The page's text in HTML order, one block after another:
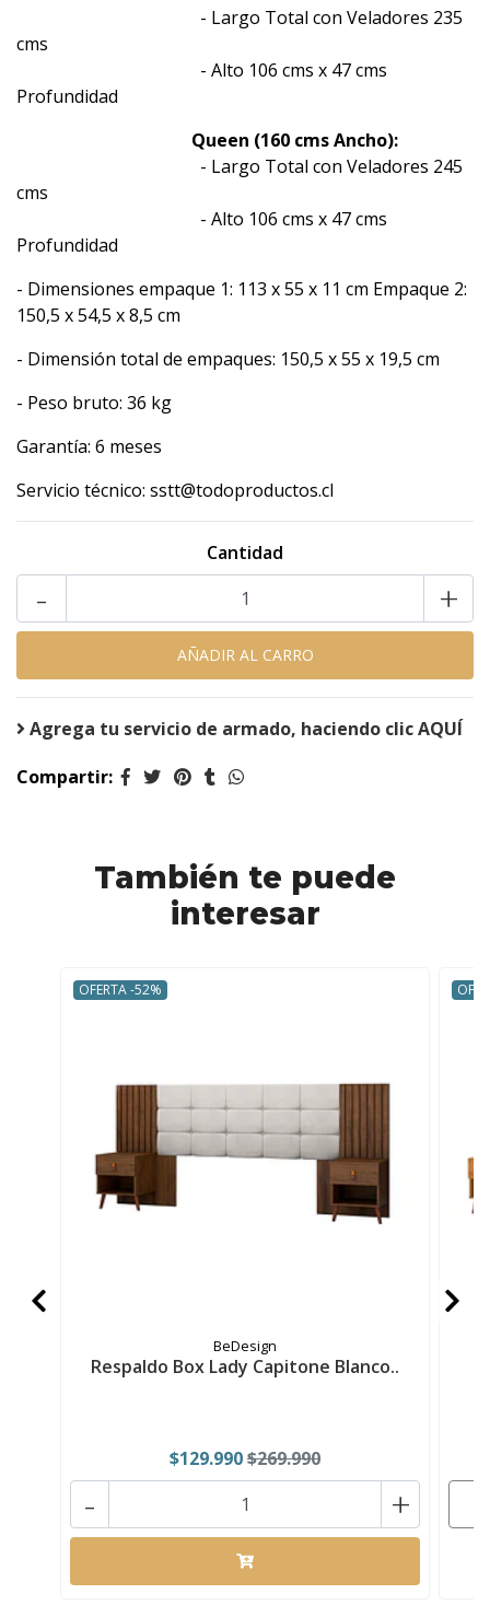
- Largo Total con Veladores 235
cms
- Alto 106 cms x 47 cms
Profundidad
Queen (160 cms Ancho):
- Largo Total con Veladores 245
cms
- Alto 106 cms x 47 cms
Profundidad
- Dimensiones empaque 1: 113 x 55 x 11 cm Empaque 2:
150,5 x 54,5 x 8,5 cm
- Dimensión total de empaques: 150,5 x 55 x 19,5 cm
- Peso bruto: 36 kg
Garantía: 6 meses
Servicio técnico: sstt@todoproductos.cl
Cantidad
+
-
Agrega tu servicio de armado, haciendo clic AQUÍ
Compartir:
También te puede
interesar
OFERTA -52%
BeDesign
Respaldo Box Lady Capitone Blanco..
$129.990$269.990
+
-